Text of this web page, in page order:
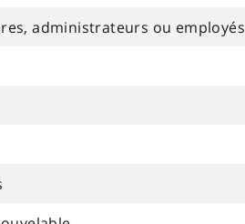
administrateurs ou employés